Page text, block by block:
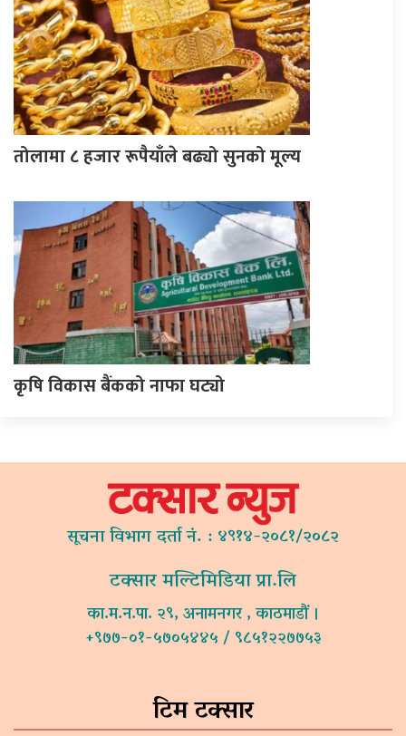
तोलामा ८ हजार रूपैयाँले बढ्यो सुनको मूल्य
कृषि विकास बैंकको नाफा घट्यो
सूचना विभाग दर्ता नं. : ४९१४-२०८१/२०८२
टक्सार मल्टिमिडिया प्रा.लि
का.म.न.पा. २९, अनामनगर , काठमाडौं ।
+९७७-०१-५७०५४४५ / ९८५१२२७७५३
टिम टक्सार